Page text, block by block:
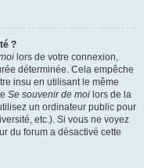
?
lors de votre connexion,
déterminée. Cela empêche
insu en utilisant le même
Se souvenir de moi lors de la
un ordinateur public pour
etc.). Si vous ne voyez
du forum a désactivé cette